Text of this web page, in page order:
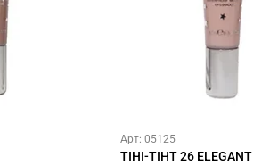
Арт: 05125
ТІНІ-ТІНТ 26 ELEGANT